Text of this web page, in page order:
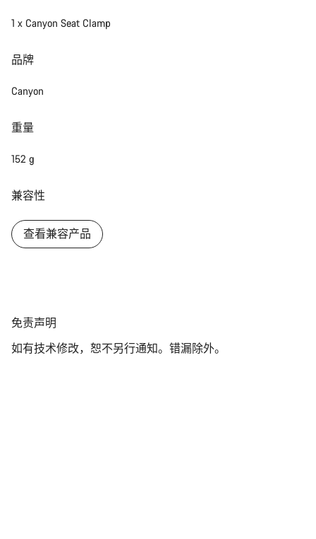
1 x Canyon Seat Clamp
品牌
Canyon
重量
152 g
兼容性
查看兼容产品
免
声
免责声明
如有技术修改，恕不另行通知。错漏除外。